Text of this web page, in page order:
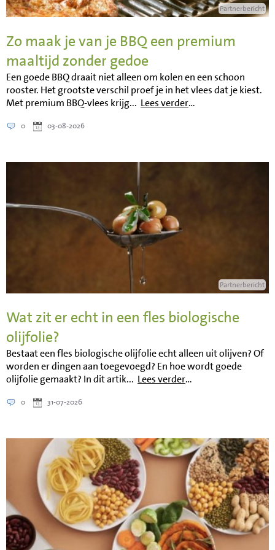
Partnerbericht
Zo maak je van je BBQ een premium
maaltijd zonder gedoe
Een goede BBQ draait niet alleen om kolen en een schoon
rooster. Het grootste verschil proef je in het vlees dat je kiest.
Met premium BBQ-vlees krijg... Lees verder…
0 03-08-2026
Partnerbericht
Wat zit er echt in een fles biologische
olijfolie?
Bestaat een fles biologische olijfolie echt alleen uit olijven? Of
worden er dingen aan toegevoegd? En hoe wordt goede
olijfolie gemaakt? In dit artik... Lees verder…
0 31-07-2026